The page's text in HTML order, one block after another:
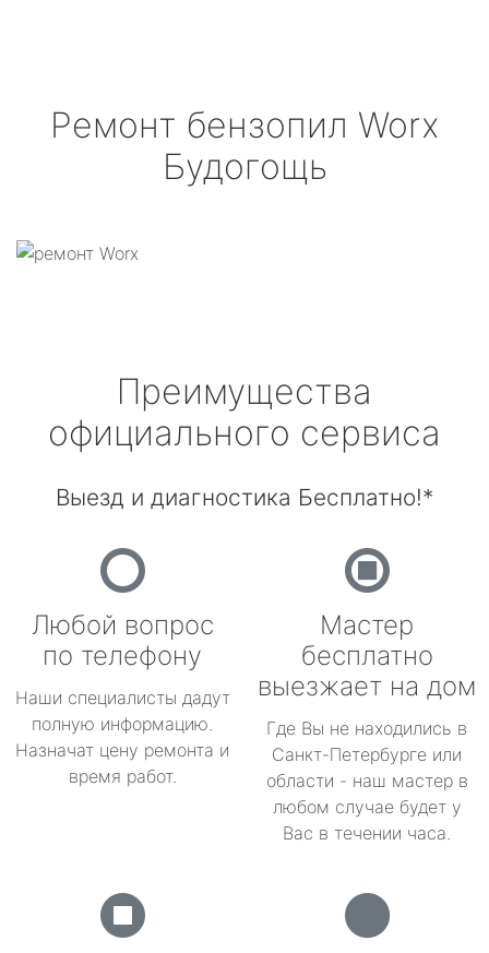
Ремонт бензопил Worx
Будогощь
Преимущества
официального сервиса
Выезд и диагностика Бесплатно!*
Любой вопрос
по телефону
Наши специалисты дадут
полную информацию.
Назначат цену ремонта и
время работ.
Мастер
бесплатно
выезжает на дом
Где Вы не находились в
Санкт-Петербурге или
области - наш мастер в
любом случае будет у
Вас в течении часа.